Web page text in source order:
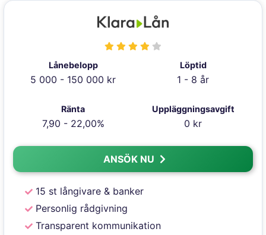
Lånebelopp
5 000 - 150 000 kr
Löptid
1 - 8 år
Ränta
7,90 - 22,00%
Uppläggningsavgift
0 kr
ANSÖK NU
15 st långivare & banker
Personlig rådgivning
Transparent kommunikation